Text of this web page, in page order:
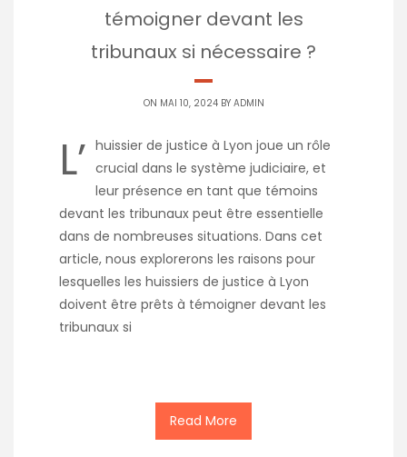
témoigner devant les
tribunaux si nécessaire ?
ON MAI 10, 2024 BY ADMIN
L’ huissier de justice à Lyon joue un rôle
crucial dans le système judiciaire, et
leur présence en tant que témoins
devant les tribunaux peut être essentielle
dans de nombreuses situations. Dans cet
article, nous explorerons les raisons pour
lesquelles les huissiers de justice à Lyon
doivent être prêts à témoigner devant les
tribunaux si
Read More